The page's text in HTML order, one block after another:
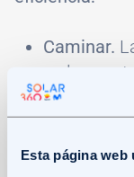
Esta página web
Caminar.
en los
reducir la
espacios